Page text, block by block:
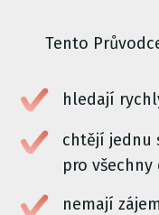
Tento
hledají
chtějí jednu
pro všechny
nemají